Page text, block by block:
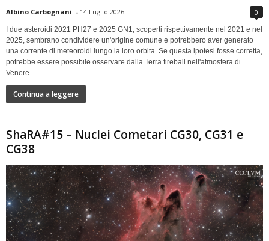
Albino Carbognani - 14 Luglio 2026 0
I due asteroidi 2021 PH27 e 2025 GN1, scoperti rispettivamente nel 2021 e nel
2025, sembrano condividere un'origine comune e potrebbero aver generato
una corrente di meteoroidi lungo la loro orbita. Se questa ipotesi fosse corretta,
potrebbe essere possibile osservare dalla Terra fireball nell'atmosfera di
Venere.
Continua a leggere
ShaRA#15 – Nuclei Cometari CG30, CG31 e
CG38